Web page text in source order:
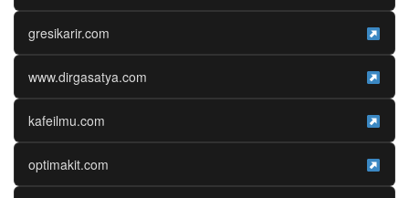
gresikarir.com
www.dirgasatya.com
kafeilmu.com
optimakit.com